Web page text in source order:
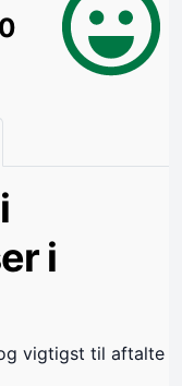
i
vigtigst til aftalte